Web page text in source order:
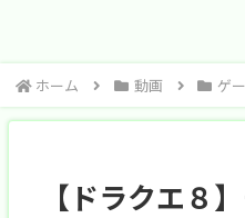
ホーム 動画 ゲ
【ドラクエ８